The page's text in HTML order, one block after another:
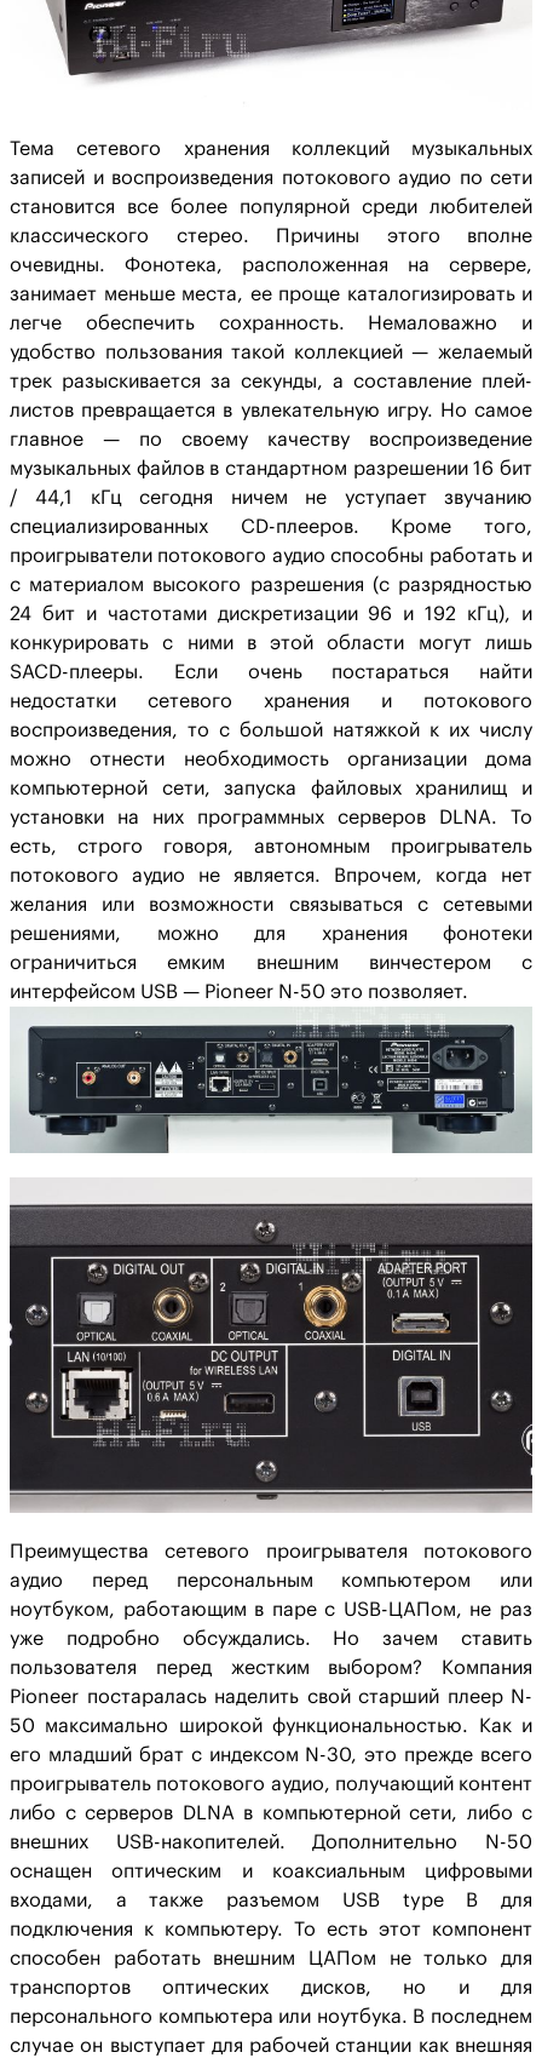
Тема сетевого хранения коллекций музыкальных
записей и воспроизведения потокового аудио по сети
становится все более популярной среди любителей
классического стерео. Причины этого вполне
очевидны. Фонотека, расположенная на сервере,
занимает меньше места, ее проще каталогизировать и
легче обеспечить сохранность. Немаловажно и
удобство пользования такой коллекцией — желаемый
трек разыскивается за секунды, а составление плей-
листов превращается в увлекательную игру. Но самое
главное — по своему качеству воспроизведение
музыкальных файлов в стандартном разрешении 16 бит
/ 44,1 кГц сегодня ничем не уступает звучанию
специализированных CD-плееров. Кроме того,
проигрыватели потокового аудио способны работать и
с материалом высокого разрешения (с разрядностью
24 бит и частотами дискретизации 96 и 192 кГц), и
конкурировать с ними в этой области могут лишь
SACD-плееры. Если очень постараться найти
недостатки сетевого хранения и потокового
воспроизведения, то с большой натяжкой к их числу
можно отнести необходимость организации дома
компьютерной сети, запуска файловых хранилищ и
установки на них программных серверов DLNA. То
есть, строго говоря, автономным проигрыватель
потокового аудио не является. Впрочем, когда нет
желания или возможности связываться с сетевыми
решениями, можно для хранения фонотеки
ограничиться емким внешним винчестером с
интерфейсом USB — Pioneer N-50 это позволяет.
Преимущества сетевого проигрывателя потокового
аудио перед персональным компьютером или
ноутбуком, работающим в паре с USB-ЦАПом, не раз
уже подробно обсуждались. Но зачем ставить
пользователя перед жестким выбором? Компания
Pioneer постаралась наделить свой старший плеер N-
50 максимально широкой функциональностью. Как и
его младший брат с индексом N-30, это прежде всего
проигрыватель потокового аудио, получающий контент
либо с серверов DLNA в компьютерной сети, либо с
внешних USB-накопителей. Дополнительно N-50
оснащен оптическим и коаксиальным цифровыми
входами, а также разъемом USB type B для
подключения к компьютеру. То есть этот компонент
способен работать внешним ЦАПом не только для
транспортов оптических дисков, но и для
персонального компьютера или ноутбука. В последнем
случае он выступает для рабочей станции как внешняя